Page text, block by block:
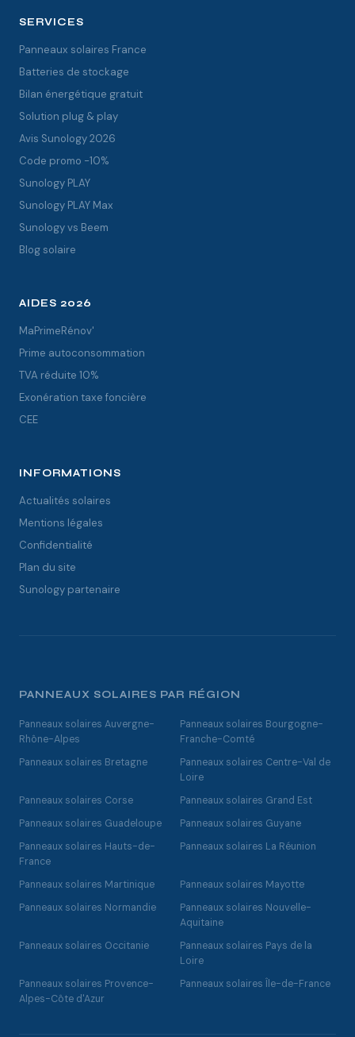
SERVICES
Panneaux solaires France
Batteries de stockage
Bilan énergétique gratuit
Solution plug & play
Avis Sunology 2026
Code promo -10%
Sunology PLAY
Sunology PLAY Max
Sunology vs Beem
Blog solaire
AIDES 2026
MaPrimeRénov'
Prime autoconsommation
TVA réduite 10%
Exonération taxe foncière
CEE
INFORMATIONS
Actualités solaires
Mentions légales
Confidentialité
Plan du site
Sunology partenaire
PANNEAUX SOLAIRES PAR RÉGION
Panneaux solaires Auvergne-
Rhône-Alpes
Panneaux solaires Bourgogne-
Franche-Comté
Panneaux solaires Bretagne
Panneaux solaires Centre-Val de
Loire
Panneaux solaires Corse
Panneaux solaires Grand Est
Panneaux solaires Guadeloupe
Panneaux solaires Guyane
Panneaux solaires Hauts-de-
France
Panneaux solaires La Réunion
Panneaux solaires Martinique
Panneaux solaires Mayotte
Panneaux solaires Normandie
Panneaux solaires Nouvelle-
Aquitaine
Panneaux solaires Occitanie
Panneaux solaires Pays de la
Loire
Panneaux solaires Provence-
Alpes-Côte d'Azur
Panneaux solaires Île-de-France